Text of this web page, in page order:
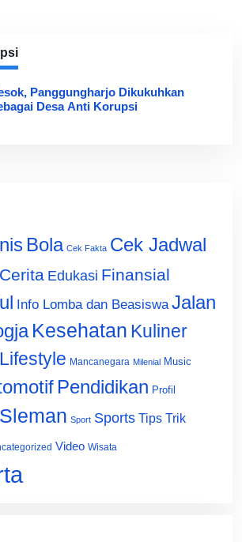
Panggungharjo Dikukuhkan
Desa Anti Korupsi
Bola Cek Fakta Cek Jadwal
Cerita Edukasi Finansial
Info Lomba dan Beasiswa Jalan
Kesehatan Kuliner
Lifestyle Mancanegara Milenial Music
Pendidikan Profil
Sleman Sport Sports Tips Trik
Video Wisata